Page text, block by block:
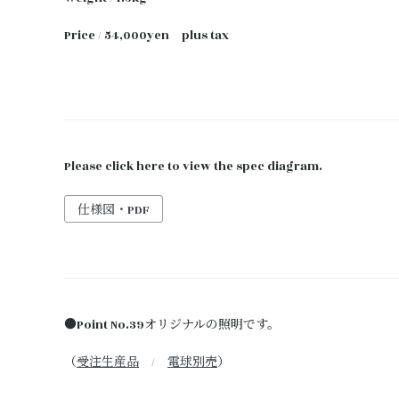
Price / 54,000yen plus tax
Please click here to view the spec diagram.
仕様図・PDF
●Point No.39オリジナルの照明です。
（受注生産品 / 電球別売）